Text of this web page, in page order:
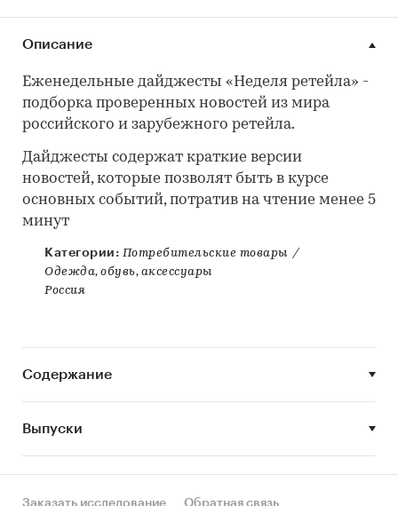
Описание
Еженедельные дайджесты «Неделя ретейла» -
подборка проверенных новостей из мира
российского и зарубежного ретейла.
Дайджесты содержат краткие версии
новостей, которые позволят быть в курсе
основных событий, потратив на чтение менее 5
минут
Категории: Потребительские товары /
Одежда, обувь, аксессуары
Россия
Содержание
Выпуски
Заказать исследование Обратная связь